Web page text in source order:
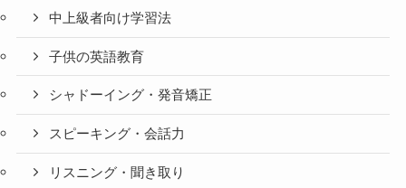
中上級者向け学習法
子供の英語教育
シャドーイング・発音矯正
スピーキング・会話力
リスニング・聞き取り